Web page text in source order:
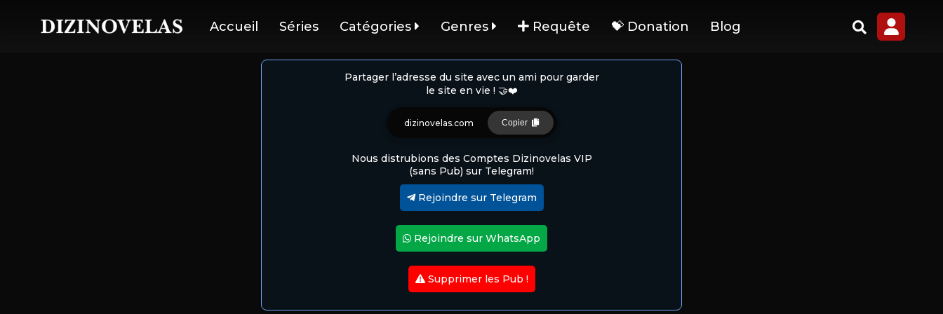
Accueil Séries Catégories Genres Requête 💝 Donation Blog
Partager l’adresse du site avec un ami pour garder
le site en vie ! 🤝❤️
dizinovelas.com Copier
Nous distrubions des Comptes Dizinovelas VIP
(sans Pub) sur Telegram!
Rejoindre sur Telegram
Rejoindre sur WhatsApp
Supprimer les Pub !